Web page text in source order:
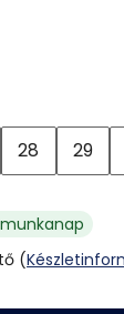
28 29
(